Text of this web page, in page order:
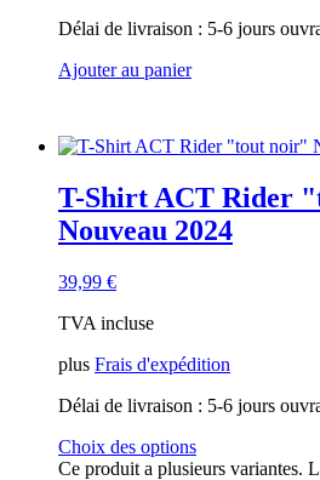
Délai de livraison : 5-6 jours
Ajouter au panier
T-Shirt ACT Rider
Nouveau 2024
39,99 €
TVA incluse
plus Frais d'expédition
Délai de livraison : 5-6 jours
Choix des options
Ce produit a plusieurs variantes.